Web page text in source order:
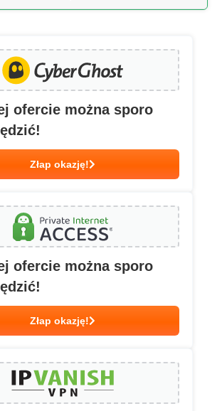
ofercie można sporo
Złap okazję!
ofercie można sporo
Złap okazję!